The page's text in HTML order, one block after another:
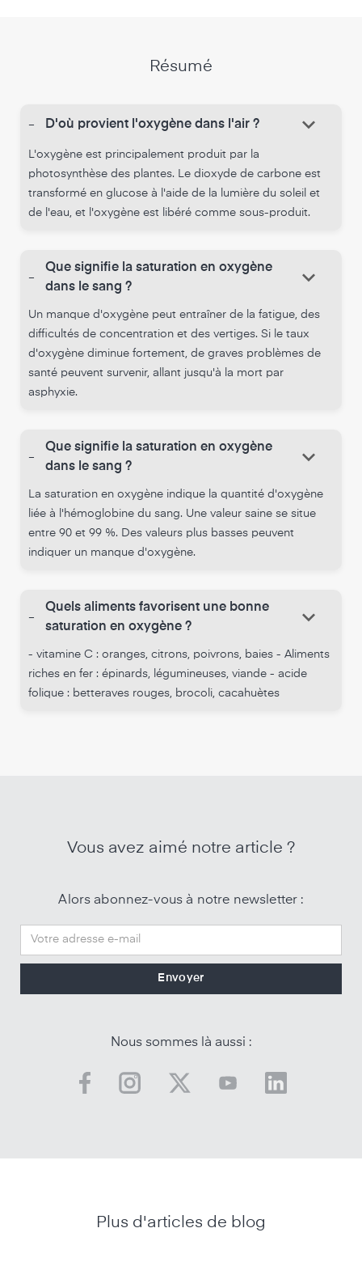
Résumé
- D'où provient l'oxygène dans l'air ? keyboard_arrow_down
L'oxygène est principalement produit par la
photosynthèse des plantes. Le dioxyde de carbone est
transformé en glucose à l'aide de la lumière du soleil et
de l'eau, et l'oxygène est libéré comme sous-produit.
-
Que signifie la saturation en oxygène
dans le sang ?
keyboard_arrow_down
Un manque d'oxygène peut entraîner de la fatigue, des
difficultés de concentration et des vertiges. Si le taux
d'oxygène diminue fortement, de graves problèmes de
santé peuvent survenir, allant jusqu'à la mort par
asphyxie.
-
Que signifie la saturation en oxygène
dans le sang ?
keyboard_arrow_down
La saturation en oxygène indique la quantité d'oxygène
liée à l'hémoglobine du sang. Une valeur saine se situe
entre 90 et 99 %. Des valeurs plus basses peuvent
indiquer un manque d'oxygène.
-
Quels aliments favorisent une bonne
saturation en oxygène ?
keyboard_arrow_down
- vitamine C : oranges, citrons, poivrons, baies - Aliments
riches en fer : épinards, légumineuses, viande - acide
folique : betteraves rouges, brocoli, cacahuètes
Vous avez aimé notre article ?
Alors abonnez-vous à notre newsletter :
Nous sommes là aussi :
Plus d'articles de blog